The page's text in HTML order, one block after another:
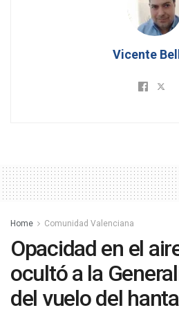
Vicente
Home Comunidad Valenciana
Opacidad en el
ocultó a la
del vuelo del